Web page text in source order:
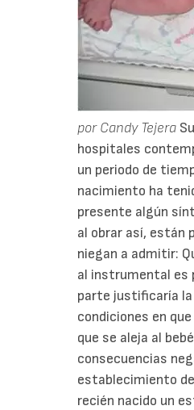
por Candy Tejera
hospitales
un periodo de
nacimiento ha
presente algún
al obrar así, están
niegan a admitir:
al instrumental es
parte justificaría la
condiciones en
que se aleja al
consecuencias
establecimiento
recién nacido un